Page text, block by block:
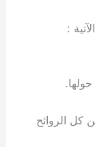
:
حولها.
كل الروائح